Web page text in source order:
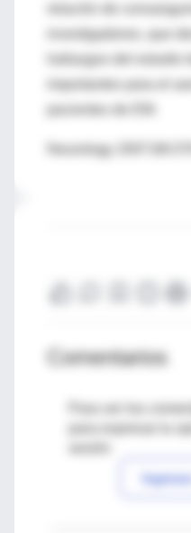
relación de
investigadores, que
hallazgos del estudio
importantes para el
Neurology
Comentarios
Para ver los